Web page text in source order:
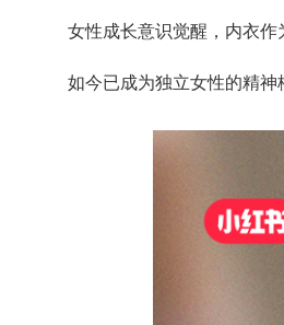
女性成长意识觉醒，内衣
如今已成为独立女性的精